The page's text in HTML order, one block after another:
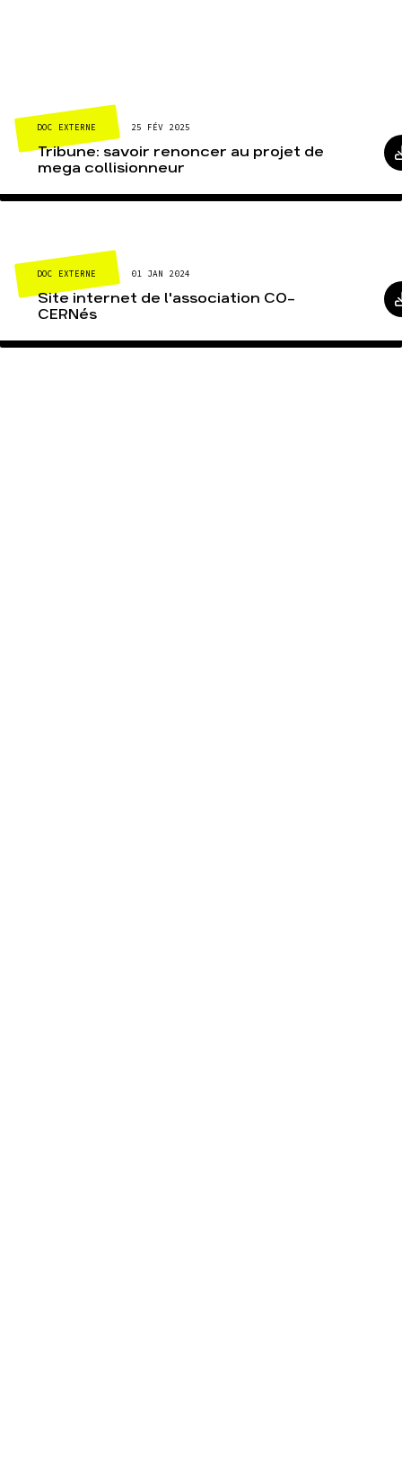
DOC EXTERNE 25 FÉV 2025
Tribune: savoir renoncer au projet de
mega collisionneur
DOC EXTERNE 01 JAN 2024
Site internet de l'association CO-
CERNés